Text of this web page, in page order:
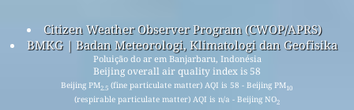
Citizen Weather Observer Program (CWOP/APRS)
BMKG | Badan Meteorologi, Klimatologi dan Geofisika
Poluição do ar em Banjarbaru, Indonésia
Beijing overall air quality index is 58
Beijing PM2.5 (fine particulate matter) AQI is 58 - Beijing PM10
(respirable particulate matter) AQI is n/a - Beijing NO2